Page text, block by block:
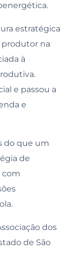
estratégica
produtor na
à
e passou a
e
do que um
de
com
dos
de São